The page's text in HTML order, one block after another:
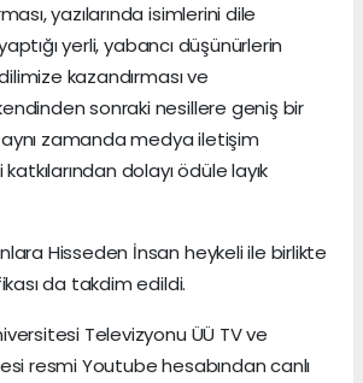
yazılarında isimlerini dile
yerli, yabancı düşünürlerin
kazandırması ve
sonraki nesillere geniş bir
zamanda medya iletişim
dolayı ödüle layık
Hisseden İnsan heykeli ile birlikte
da takdim edildi.
Televizyonu ÜÜ TV ve
resmi Youtube hesabından canlı